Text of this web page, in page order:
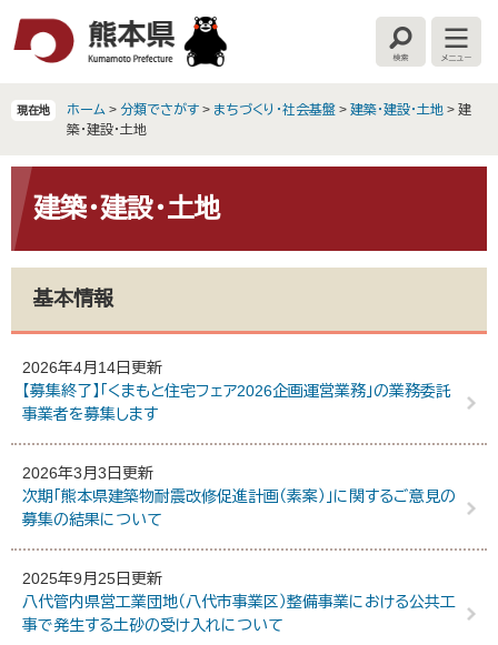
文
へ
検
索
メ
ニ
ー
現在地 ホーム > 分類でさがす > まちづくり・社会基盤 > 建築・建設・土地 > 建
築・建設・土地
文 建築・建設・土地
基本情報
2026年4月14日更新
【募集終了】「くまもと住宅フェア2026企画運営業務」の業務委託
事業者を募集します
2026年3月3日更新
次期「熊本県建築物耐震改修促進計画（素案）」に関するご意見の
募集の結果について
2025年9月25日更新
八代管内県営工業団地（八代市事業区）整備事業における公共工
事で発生する土砂の受け入れについて